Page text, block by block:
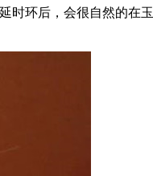
环后，会很自然的在